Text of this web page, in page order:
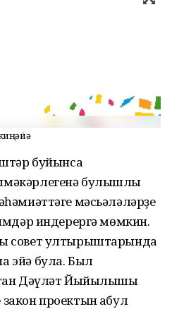
буйынса
булышлыҡ
мәсьәләләрҙе
индерергә мөмкин.
совет ултырыштарында
эйә була. Был
Дәүләт Йыйылышы
проектын ҡабул